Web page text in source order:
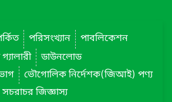
পরিসংখ্যান
পাবলিকেশন
ডাউনলোড
ভৌগোলিক নির্দেশক(জিআই) পণ্য
সচরাচর জিজ্ঞাস্য